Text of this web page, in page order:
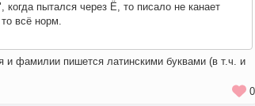
пытался через Ё, то писало не канает
всё норм.
фамилии пишется латинскими буквами (в т.ч. и
0